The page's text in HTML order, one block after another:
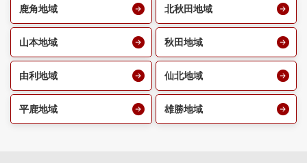
鹿角地域 北秋田地域
山本地域 秋田地域
由利地域 仙北地域
平鹿地域 雄勝地域